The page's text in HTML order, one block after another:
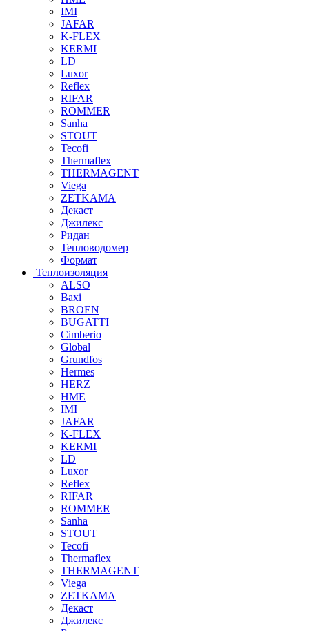
IMI
JAFAR
K-FLEX
KERMI
LD
Luxor
Reflex
RIFAR
ROMMER
Sanha
STOUT
Tecofi
Thermaflex
THERMAGENT
Viega
ZETKAMA
Декаст
Джилекс
Ридан
Тепловодомер
Формат
Теплоизоляция
ALSO
Baxi
BROEN
BUGATTI
Cimberio
Global
Grundfos
Hermes
HERZ
HME
IMI
JAFAR
K-FLEX
KERMI
LD
Luxor
Reflex
RIFAR
ROMMER
Sanha
STOUT
Tecofi
Thermaflex
THERMAGENT
Viega
ZETKAMA
Декаст
Джилекс